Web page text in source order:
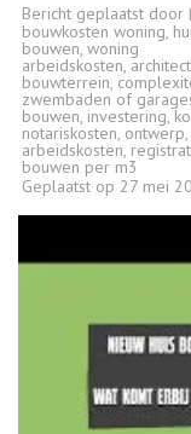
Bericht geplaatst door
bouwkosten woning,
bouwen, woning
arbeidskosten,
bouwterrein,
zwembaden of
bouwen, investering,
notariskosten, ontwerp,
arbeidskosten,
bouwen per m3
Geplaatst op 27 mei